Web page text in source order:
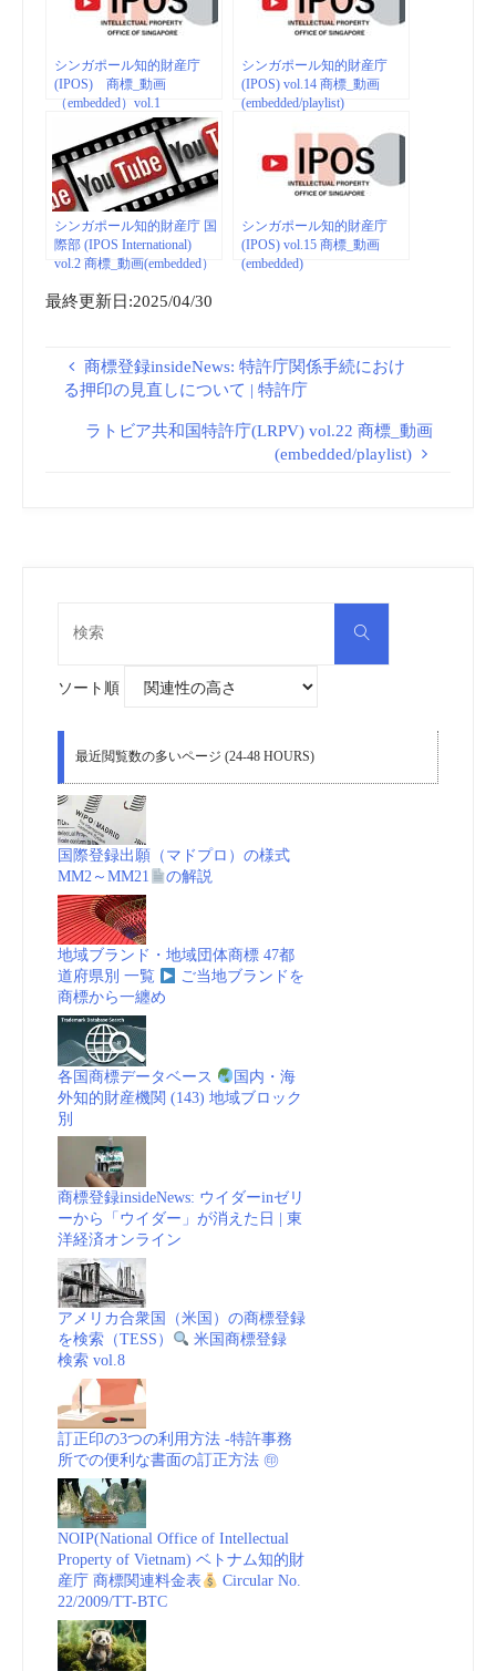
シンガポール知的財産庁
(IPOS) 商標_動画
（embedded）vol.1
シンガポール知的財産庁
(IPOS) vol.14 商標_動画
(embedded/playlist)
シンガポール知的財産庁 国
際部 (IPOS International)
vol.2 商標_動画(embedded）
シンガポール知的財産庁
(IPOS) vol.15 商標_動画
(embedded)
最終更新日:2025/04/30
商標登録insideNews: 特許庁関係手続におけ
る押印の見直しについて | 特許庁
ラトビア共和国特許庁(LRPV) vol.22 商標_動画
(embedded/playlist)
検
ソート順
最近閲覧数の多いページ (24-48 HOURS)
国際登録出願（マドプロ）の様式
MM2～MM21
の解説
地域ブランド・地域団体商標 47都
道府県別 一覧
ご当地ブランドを
商標から一纏め
各国商標データベース
国内・海
外知的財産機関 (143) 地域ブロック
別
商標登録insideNews: ウイダーinゼリ
ーから「ウイダー」が消えた日 | 東
洋経済オンライン
アメリカ合衆国（米国）の商標登録
を検索（TESS）
米国商標登録
検索 vol.8
訂正印の3つの利用方法 -特許事務
所での便利な書面の訂正方法 ㊞
NOIP(National Office of Intellectual
Property of Vietnam) ベトナム知的財
産庁 商標関連料金表
Circular No.
22/2009/TT-BTC